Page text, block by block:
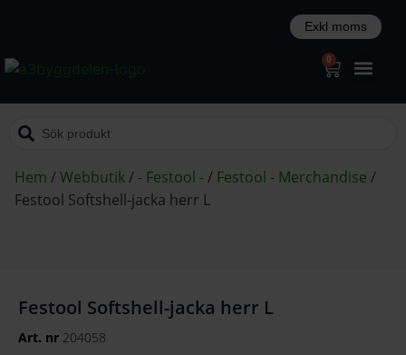
0
Hem /Webbutik/ - Festool -/ Festool - Merchandise /
Festool Softshell-jacka herr L
Festool Softshell-jacka herr L
Art. nr 204058